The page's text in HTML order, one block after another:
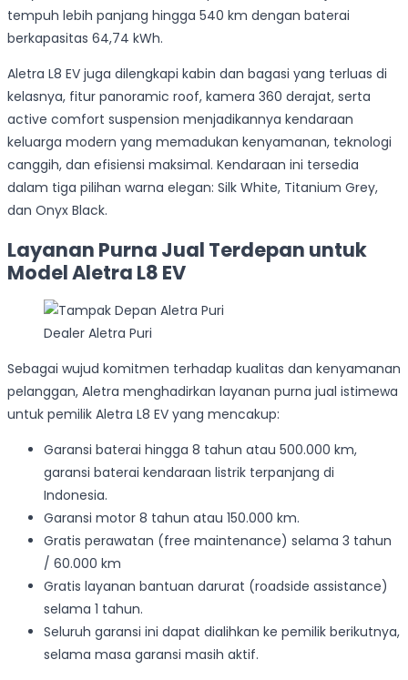
tempuh lebih panjang hingga 540 km dengan baterai
berkapasitas 64,74 kWh.
Aletra L8 EV juga dilengkapi kabin dan bagasi yang terluas di
kelasnya, fitur panoramic roof, kamera 360 derajat, serta
active comfort suspension menjadikannya kendaraan
keluarga modern yang memadukan kenyamanan, teknologi
canggih, dan efisiensi maksimal. Kendaraan ini tersedia
dalam tiga pilihan warna elegan: Silk White, Titanium Grey,
dan Onyx Black.
Layanan Purna Jual Terdepan untuk
Model Aletra L8 EV
Dealer Aletra Puri
Sebagai wujud komitmen terhadap kualitas dan kenyamanan
pelanggan, Aletra menghadirkan layanan purna jual istimewa
untuk pemilik Aletra L8 EV yang mencakup:
Garansi baterai hingga 8 tahun atau 500.000 km,
garansi baterai kendaraan listrik terpanjang di
Indonesia.
Garansi motor 8 tahun atau 150.000 km.
Gratis perawatan (free maintenance) selama 3 tahun
/ 60.000 km
Gratis layanan bantuan darurat (roadside assistance)
selama 1 tahun.
Seluruh garansi ini dapat dialihkan ke pemilik berikutnya,
selama masa garansi masih aktif.